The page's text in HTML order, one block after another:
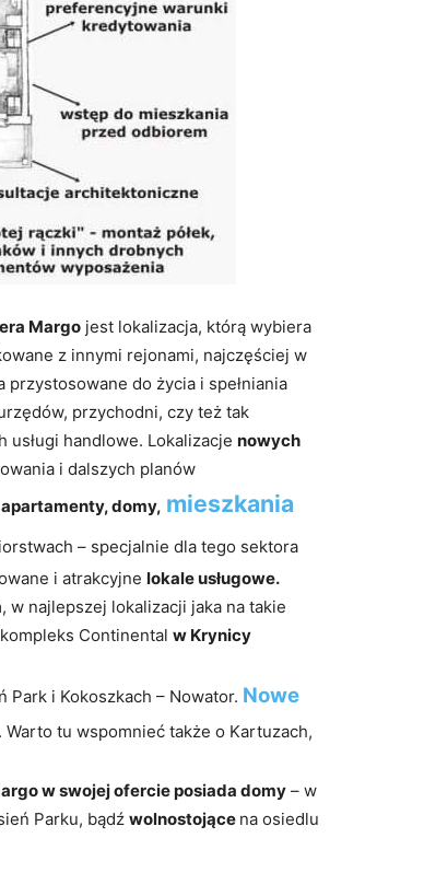
Margo jest lokalizacja, którą wybiera
z innymi rejonami, najczęściej w
do życia i spełniania
przychodni, czy też tak
handlowe. Lokalizacje nowych
i dalszych planów
apartamenty, domy, mieszkania
– specjalnie dla tego sektora
i atrakcyjne lokale usługowe.
w najlepszej lokalizacji jaka na takie
Continental w Krynicy
Park i Kokoszkach – Nowator. Nowe
Warto tu wspomnieć także o Kartuzach,
w swojej ofercie posiada domy – w
Parku, bądź wolnostojące na osiedlu